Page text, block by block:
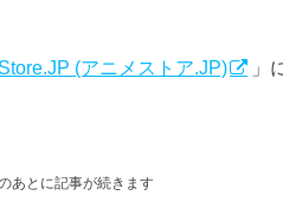
(アニメストア.JP) 」
あとに記事が続きます